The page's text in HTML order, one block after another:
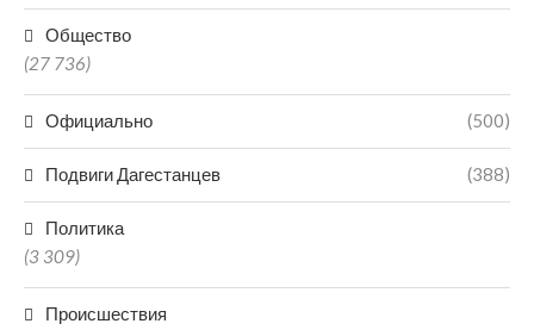
Общество
(27 736)
Официально (500)
Подвиги Дагестанцев (388)
Политика
(3 309)
Происшествия